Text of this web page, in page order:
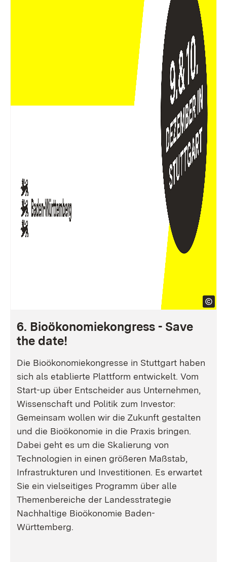
6. Bioökonomiekongress - Save
the date!
Die Bioökonomiekongresse in Stuttgart haben
sich als etablierte Plattform entwickelt. Vom
Start-up über Entscheider aus Unternehmen,
Wissenschaft und Politik zum Investor:
Gemeinsam wollen wir die Zukunft gestalten
und die Bioökonomie in die Praxis bringen.
Dabei geht es um die Skalierung von
Technologien in einen größeren Maßstab,
Infrastrukturen und Investitionen. Es erwartet
Sie ein vielseitiges Programm über alle
Themenbereiche der Landesstrategie
Nachhaltige Bioökonomie Baden-
Württemberg.